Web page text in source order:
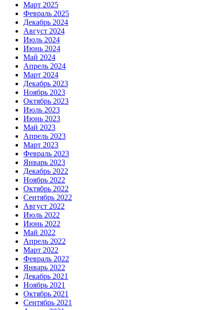
Март 2025
Февраль 2025
Декабрь 2024
Август 2024
Июль 2024
Июнь 2024
Май 2024
Апрель 2024
Март 2024
Декабрь 2023
Ноябрь 2023
Октябрь 2023
Июль 2023
Июнь 2023
Май 2023
Апрель 2023
Март 2023
Февраль 2023
Январь 2023
Декабрь 2022
Ноябрь 2022
Октябрь 2022
Сентябрь 2022
Август 2022
Июль 2022
Июнь 2022
Май 2022
Апрель 2022
Март 2022
Февраль 2022
Январь 2022
Декабрь 2021
Ноябрь 2021
Октябрь 2021
Сентябрь 2021